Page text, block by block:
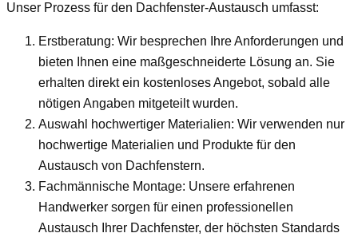
Unser Prozess für den Dachfenster-Austausch umfasst:
Erstberatung: Wir besprechen Ihre Anforderungen und
bieten Ihnen eine maßgeschneiderte Lösung an. Sie
erhalten direkt ein kostenloses Angebot, sobald alle
nötigen Angaben mitgeteilt wurden.
Auswahl hochwertiger Materialien: Wir verwenden nur
hochwertige Materialien und Produkte für den
Austausch von Dachfenstern.
Fachmännische Montage: Unsere erfahrenen
Handwerker sorgen für einen professionellen
Austausch Ihrer Dachfenster, der höchsten Standards